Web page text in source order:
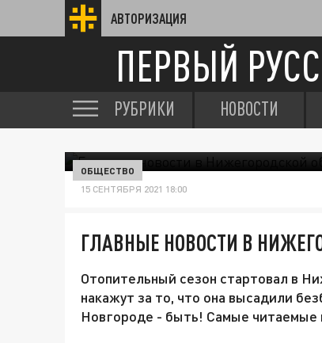
АВТОРИЗАЦИЯ
ПЕРВЫЙ
РУБРИКИ НОВОСТИ
ОБЩЕСТВО
15 СЕНТЯБРЯ 2021 18:00
ГЛАВНЫЕ НОВОСТИ В
Отопительный сезон стартовал в
накажут за то, что она высадили
Новгороде - быть! Самые читаемые